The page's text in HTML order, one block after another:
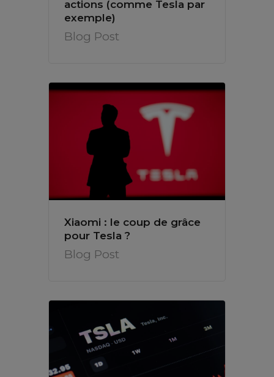
actions (comme Tesla par
exemple)
Blog Post
Xiaomi : le coup de grâce
pour Tesla ?
Blog Post